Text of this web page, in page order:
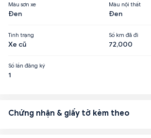
Màu sơn xe
Đen
Màu nội thất
Đen
Tình trạng
Xe cũ
Số km đã đi
72,000
Số lần đăng ký
1
Chứng nhận & giấy tờ kèm theo